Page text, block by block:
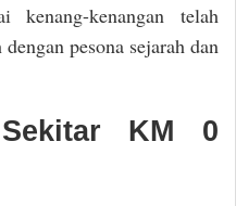
kenangan telah
pesona sejarah dan
KM 0